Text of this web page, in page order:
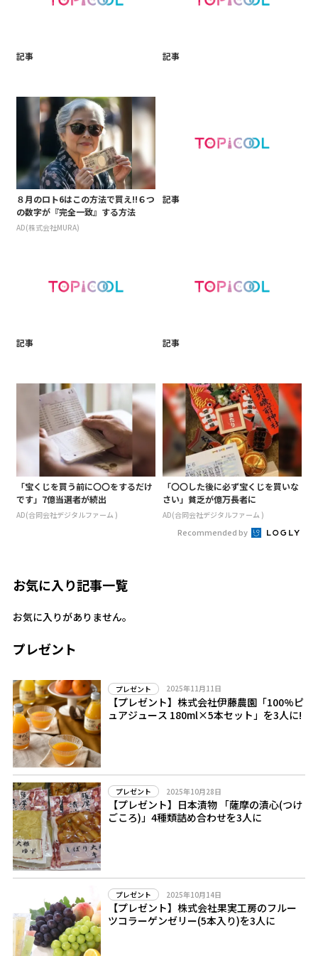
記事 記事
８月のロト6はこの方法で買え!!６つ
の数字が『完全一致』する方法
AD(株式会社MURA)
記事
記事 記事
「宝くじを買う前に〇〇をするだけ
です」7億当選者が続出
AD(合同会社デジタルファーム )
「〇〇した後に必ず宝くじを買いな
さい」貧乏が億万長者に
AD(合同会社デジタルファーム )
Recommended by
お気に入り記事一覧
お気に入りがありません。
プレゼント
プレゼント 2025年11月11日
【プレゼント】株式会社伊藤農園「100%ピ
ュアジュース 180ml×5本セット」を3人に!
プレゼント 2025年10月28日
【プレゼント】日本漬物 「薩摩の漬心(つけ
ごころ)」4種類詰め合わせを3人に
プレゼント 2025年10月14日
【プレゼント】株式会社果実工房のフルー
ツコラーゲンゼリー(5本入り)を3人に